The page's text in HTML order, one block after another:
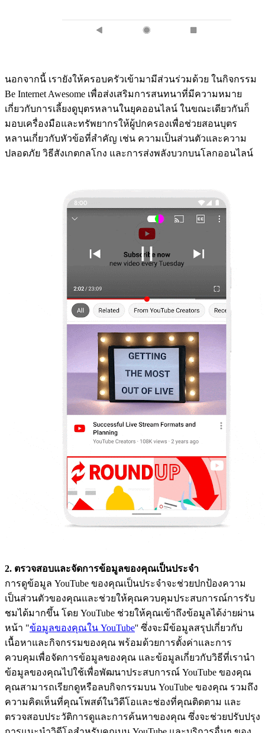
นอกจากนี้ เรายังให้ครอบครัวเข้ามามีส่วนร่วมด้วย ในกิจกรรม
Be Internet Awesome เพื่อส่งเสริมการสนทนาที่มีความหมาย
เกี่ยวกับการเลี้ยงดูบุตรหลานในยุคออนไลน์ ในขณะเดียวกันก็
มอบเครื่องมือและทรัพยากรให้ผู้ปกครองเพื่อช่วยสอนบุตร
หลานเกี่ยวกับหัวข้อที่สำคัญ เช่น ความเป็นส่วนตัวและความ
ปลอดภัย วิธีสังเกตกลโกง และการส่งพลังบวกบนโลกออนไลน์
2. ตรวจสอบและจัดการข้อมูลของคุณเป็นประจำ
การดูข้อมูล YouTube ของคุณเป็นประจำจะช่วยปกป้องความ
เป็นส่วนตัวของคุณและช่วยให้คุณควบคุมประสบการณ์การรับ
ชมได้มากขึ้น โดย YouTube ช่วยให้คุณเข้าถึงข้อมูลได้ง่ายผ่าน
หน้า "ข้อมูลของคุณใน YouTube'' ซึ่งจะมีข้อมูลสรุปเกี่ยวกับ
เนื้อหาและกิจกรรมของคุณ พร้อมด้วยการตั้งค่าและการ
ควบคุมเพื่อจัดการข้อมูลของคุณ และข้อมูลเกี่ยวกับวิธีที่เรานำ
ข้อมูลของคุณไปใช้เพื่อพัฒนาประสบการณ์ YouTube ของคุณ
คุณสามารถเรียกดูหรือลบกิจกรรมบน YouTube ของคุณ รวมถึง
ความคิดเห็นที่คุณโพสต์ในวิดีโอและช่องที่คุณติดตาม และ
ตรวจสอบประวัติการดูและการค้นหาของคุณ ซึ่งจะช่วยปรับปรุง